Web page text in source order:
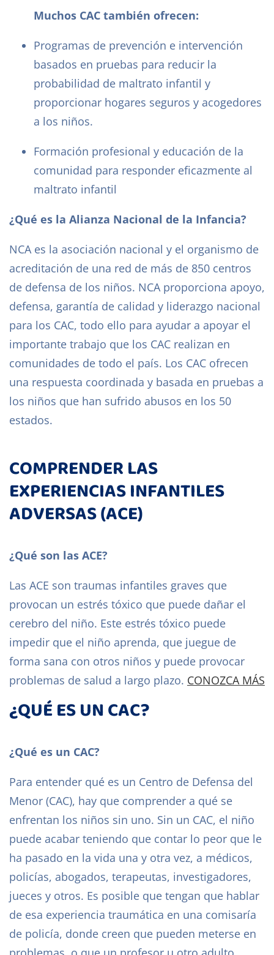
Muchos CAC también ofrecen:
Programas de prevención e intervención
basados en pruebas para reducir la
probabilidad de maltrato infantil y
proporcionar hogares seguros y acogedores
a los niños.
Formación profesional y educación de la
comunidad para responder eficazmente al
maltrato infantil
¿Qué es la Alianza Nacional de la Infancia?
NCA es la asociación nacional y el organismo de
acreditación de una red de más de 850 centros
de defensa de los niños. NCA proporciona apoyo,
defensa, garantía de calidad y liderazgo nacional
para los CAC, todo ello para ayudar a apoyar el
importante trabajo que los CAC realizan en
comunidades de todo el país. Los CAC ofrecen
una respuesta coordinada y basada en pruebas a
los niños que han sufrido abusos en los 50
estados.
COMPRENDER LAS
EXPERIENCIAS INFANTILES
ADVERSAS (ACE)
¿Qué son las ACE?
Las ACE son traumas infantiles graves que
provocan un estrés tóxico que puede dañar el
cerebro del niño. Este estrés tóxico puede
impedir que el niño aprenda, que juegue de
forma sana con otros niños y puede provocar
problemas de salud a largo plazo. CONOZCA MÁS
¿QUÉ ES UN CAC?
¿Qué es un CAC?
Para entender qué es un Centro de Defensa del
Menor (CAC), hay que comprender a qué se
enfrentan los niños sin uno. Sin un CAC, el niño
puede acabar teniendo que contar lo peor que le
ha pasado en la vida una y otra vez, a médicos,
policías, abogados, terapeutas, investigadores,
jueces y otros. Es posible que tengan que hablar
de esa experiencia traumática en una comisaría
de policía, donde creen que pueden meterse en